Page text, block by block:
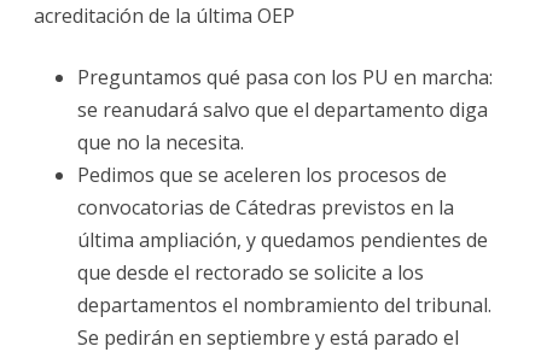
acreditación de la última OEP
Preguntamos qué pasa con los PU en marcha:
se reanudará salvo que el departamento diga
que no la necesita.
Pedimos que se aceleren los procesos de
convocatorias de Cátedras previstos en la
última ampliación, y quedamos pendientes de
que desde el rectorado se solicite a los
departamentos el nombramiento del tribunal.
Se pedirán en septiembre y está parado el